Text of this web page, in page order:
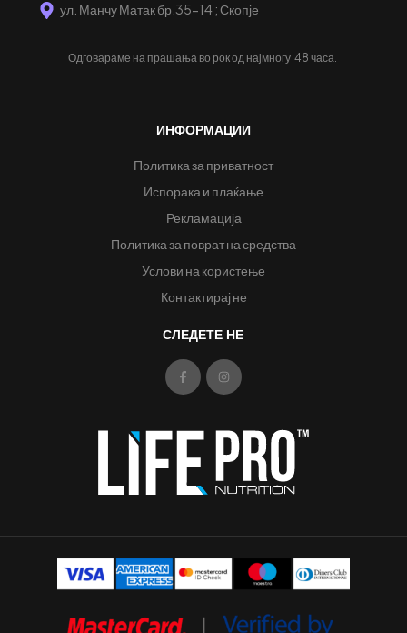
ул. Манчу Матак бр.35-14 ; Скопје
Одговараме на прашања во рок од најмногу 48 часа.
ИНФОРМАЦИИ
Политика за приватност
Испорака и плаќање
Рекламација
Политика за поврат на средства
Услови на користење
Контактирај не
СЛЕДЕТЕ НЕ